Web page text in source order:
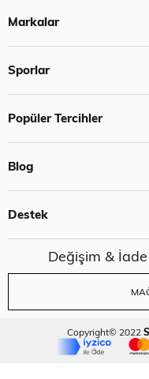
Markalar
Sporlar
Popüler Tercihler
Blog
Destek
Değişim & İade
Copyright© 2022